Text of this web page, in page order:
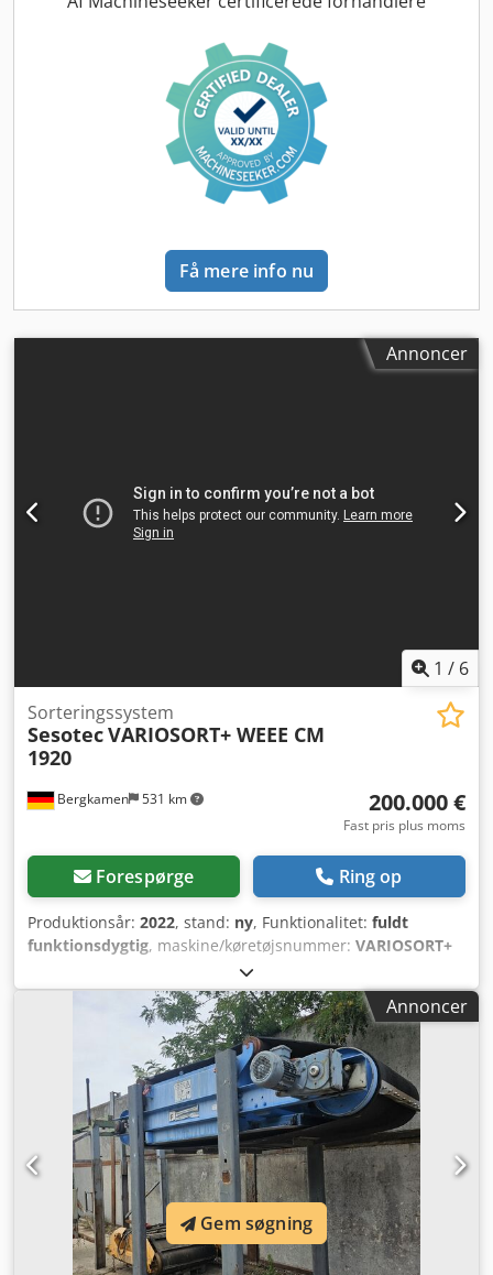
Få mere info nu
Annoncer
1 / 6
Bergkamen 531 km
Sorteringssystem
SesotecVARIOSORT+ WEEE CM
1920
200.000 €
Fast pris plus moms
Forespørge Ring op
Produktionsår: 2022, stand: ny, Funktionalitet: fuldt
funktionsdygtig, maskine/køretøjsnummer: VARIOSORT+
, Til salg udbydes sorteringssystemet
VARIOSORT+ WEEE CM 1920 fra Sesotec. Maskinen er
særligt egnet til frasortering af fejlfarver,
metalforureninger og fremmedplast. Udstyret er opbevaret
i en tør/ opvarmet hal og har aldrig været i drift. Vi har
samme maskine i drift – hvis ønsket, kan man få et indtryk
af sorteringsydelsen. Dwedpfexryarex Agxja Yderligere
oplysninger og besigtigelse kan ske efter aftale.
Annoncer
Gem søgning